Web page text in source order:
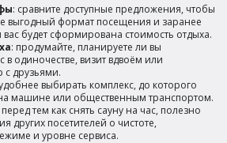
: сравните доступные предложения, чтобы
выгодный формат посещения и заранее
вас будет сформирована стоимость отдыха.
: продумайте, планируете ли вы
в одиночестве, визит вдвоём или
друзьями.
выбирать комплекс, до которого
машине или общественным транспортом.
перед тем как снять сауну на час, полезно
других посетителей о чистоте,
и уровне сервиса.